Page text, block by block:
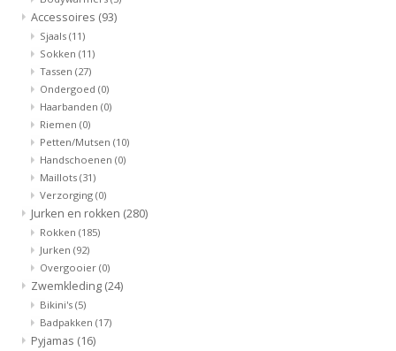
Accessoires (93)
Sjaals (11)
Sokken (11)
Tassen (27)
Ondergoed (0)
Haarbanden (0)
Riemen (0)
Petten/Mutsen (10)
Handschoenen (0)
Maillots (31)
Verzorging (0)
Jurken en rokken (280)
Rokken (185)
Jurken (92)
Overgooier (0)
Zwemkleding (24)
Bikini's (5)
Badpakken (17)
Pyjamas (16)